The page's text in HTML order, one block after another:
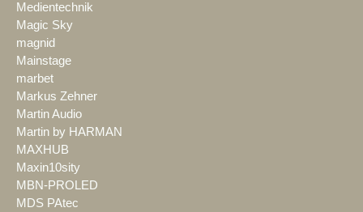
Medientechnik
Magic Sky
magnid
Mainstage
marbet
Markus Zehner
Martin Audio
Martin by HARMAN
MAXHUB
Maxin10sity
MBN-PROLED
MDS PAtec